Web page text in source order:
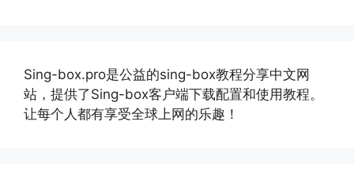
Sing-box.pro是公益的sing-box教程分享中文网
站，提供了Sing-box客户端下载配置和使用教程。
让每个人都有享受全球上网的乐趣！